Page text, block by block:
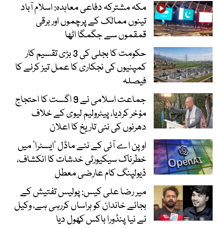
مکہ مشترکہ دفاعی معاہدہ: اسلام آباد
تینوں ممالک کے پرچموں اور برقی
قمقموں سے جگمگا اٹھا
حکومت کا بجلی کی 3 بڑی تقسیم کار
کمپنیوں کی نجکاری کا عمل تیز کرنے کا
فیصلہ
جماعت اسلامی نے 9 اگست کا احتجاج
مؤخر کردیا، پیٹرولیم لیوی کے خلاف
دھرنوں کی نئی تاریخ کا اعلان
اوپن اے آئی کے نئے ماڈل ’ایسٹرا‘ میں
خطرناک سیکیورٹی خدشات کا انکشاف،
ڈیولپنگ کام عارضی معطل
میر رضا علی کیس: پولیس تفتیش کے
بجائے خاندان کو ہراساں کررہی ہے، وکیل
نے نیا پنڈورا باکس کھول دیا